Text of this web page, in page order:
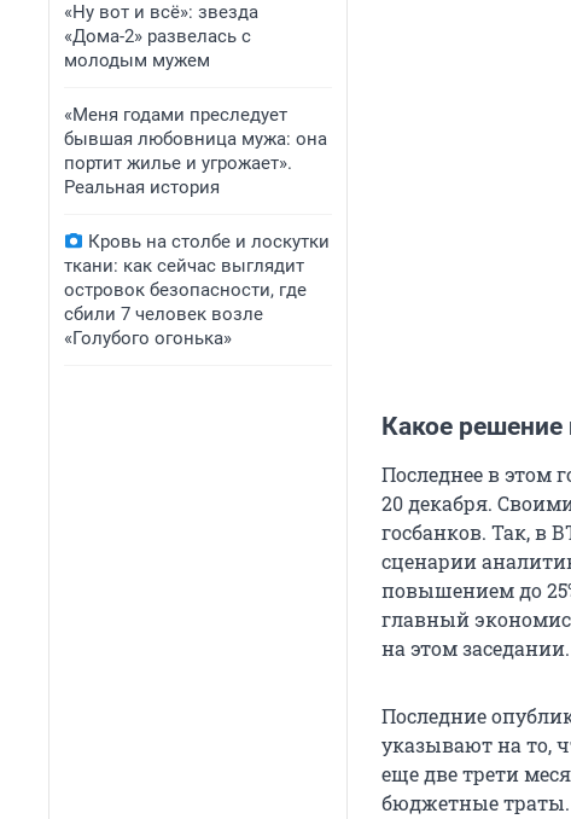
«Ну вот и всё»: звезда
«Дома-2» развелась с
молодым мужем
«Меня годами преследует
бывшая любовница мужа: она
портит жилье и угрожает».
Реальная история
Кровь на столбе и лоскутки
ткани: как сейчас выглядит
островок безопасности, где
сбили 7 человек возле
«Голубого огонька»
Какое
Последнее в этом
20 декабря.
госбанков. Так, в
сценарии
повышением до
главный
на этом заседании.
Последние
указывают на то,
еще две трети
бюджетные траты.